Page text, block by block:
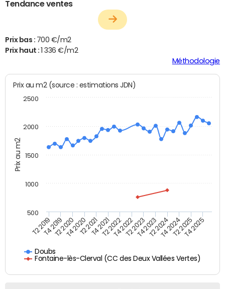
Tendance ventes
Prix bas : 700 €/m2
Prix haut :1 336 €/m2
Méthodologie
Prix au m2
Prix au m2 (source : estimations JDN)
Doubs
Fontaine-lès-Clerval (CC des Deux Vallées Vertes)
T2 2019T4 2019T2 2020T4 2020T2 2021T4 2021T2 2022T4 2022T2 2023T4 2023T2 2024T4 2024T2 2025T4 2025
500
1000
1500
2000
2500